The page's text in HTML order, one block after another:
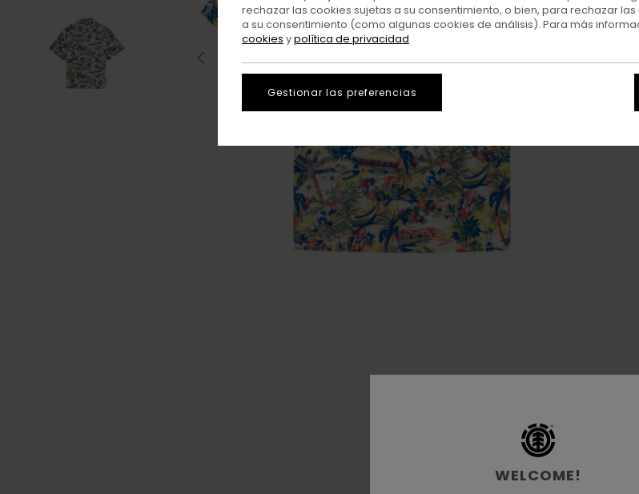
WELCOME!
rechazar las cookies sujetas a su consentimiento, o bien, para rechazar
a su consentimiento (como algunas cookies de análisis). Para más
cookies ypolítica de privacidad
Gestionar las preferencias